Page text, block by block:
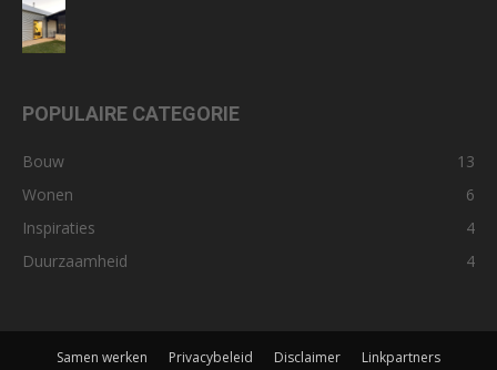
POPULAIRE CATEGORIE
Bouw
13
Wonen
6
Inspiraties
4
Duurzaamheid
4
Samen werken Privacybeleid Disclaimer Linkpartners